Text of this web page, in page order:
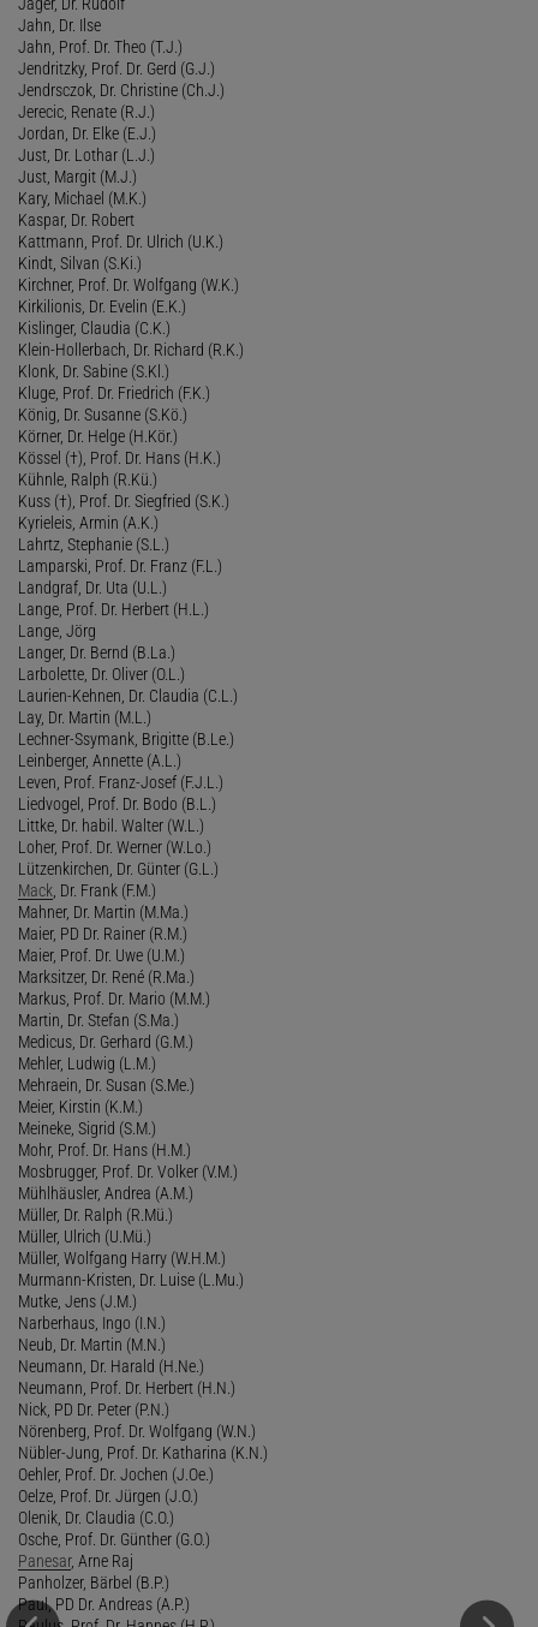
Jahn, Dr. Ilse
Jahn, Prof. Dr. Theo (T.J.)
Jendritzky, Prof. Dr. Gerd (G.J.)
Jendrsczok, Dr. Christine (Ch.J.)
Jerecic, Renate (R.J.)
Jordan, Dr. Elke (E.J.)
Just, Dr. Lothar (L.J.)
Just, Margit (M.J.)
Kary, Michael (M.K.)
Kaspar, Dr. Robert
Kattmann, Prof. Dr. Ulrich (U.K.)
Kindt, Silvan (S.Ki.)
Kirchner, Prof. Dr. Wolfgang (W.K.)
Kirkilionis, Dr. Evelin (E.K.)
Kislinger, Claudia (C.K.)
Klein-Hollerbach, Dr. Richard (R.K.)
Klonk, Dr. Sabine (S.Kl.)
Kluge, Prof. Dr. Friedrich (F.K.)
König, Dr. Susanne (S.Kö.)
Körner, Dr. Helge (H.Kör.)
Kössel (†), Prof. Dr. Hans (H.K.)
Kühnle, Ralph (R.Kü.)
Kuss (†), Prof. Dr. Siegfried (S.K.)
Kyrieleis, Armin (A.K.)
Lahrtz, Stephanie (S.L.)
Lamparski, Prof. Dr. Franz (F.L.)
Landgraf, Dr. Uta (U.L.)
Lange, Prof. Dr. Herbert (H.L.)
Lange, Jörg
Langer, Dr. Bernd (B.La.)
Larbolette, Dr. Oliver (O.L.)
Laurien-Kehnen, Dr. Claudia (C.L.)
Lay, Dr. Martin (M.L.)
Lechner-Ssymank, Brigitte (B.Le.)
Leinberger, Annette (A.L.)
Leven, Prof. Franz-Josef (F.J.L.)
Liedvogel, Prof. Dr. Bodo (B.L.)
Littke, Dr. habil. Walter (W.L.)
Loher, Prof. Dr. Werner (W.Lo.)
Lützenkirchen, Dr. Günter (G.L.)
Mack , Dr. Frank (F.M.)
Mahner, Dr. Martin (M.Ma.)
Maier, PD Dr. Rainer (R.M.)
Maier, Prof. Dr. Uwe (U.M.)
Marksitzer, Dr. René (R.Ma.)
Markus, Prof. Dr. Mario (M.M.)
Martin, Dr. Stefan (S.Ma.)
Medicus, Dr. Gerhard (G.M.)
Mehler, Ludwig (L.M.)
Mehraein, Dr. Susan (S.Me.)
Meier, Kirstin (K.M.)
Meineke, Sigrid (S.M.)
Mohr, Prof. Dr. Hans (H.M.)
Mosbrugger, Prof. Dr. Volker (V.M.)
Mühlhäusler, Andrea (A.M.)
Müller, Dr. Ralph (R.Mü.)
Müller, Ulrich (U.Mü.)
Müller, Wolfgang Harry (W.H.M.)
Murmann-Kristen, Dr. Luise (L.Mu.)
Mutke, Jens (J.M.)
Narberhaus, Ingo (I.N.)
Neub, Dr. Martin (M.N.)
Neumann, Dr. Harald (H.Ne.)
Neumann, Prof. Dr. Herbert (H.N.)
Nick, PD Dr. Peter (P.N.)
Nörenberg, Prof. Dr. Wolfgang (W.N.)
Nübler-Jung, Prof. Dr. Katharina (K.N.)
Oehler, Prof. Dr. Jochen (J.Oe.)
Oelze, Prof. Dr. Jürgen (J.O.)
Olenik, Dr. Claudia (C.O.)
Osche, Prof. Dr. Günther (G.O.)
Panesar, Arne Raj
Panholzer, Bärbel (B.P.)
Paul, PD Dr. Andreas (A.P.)